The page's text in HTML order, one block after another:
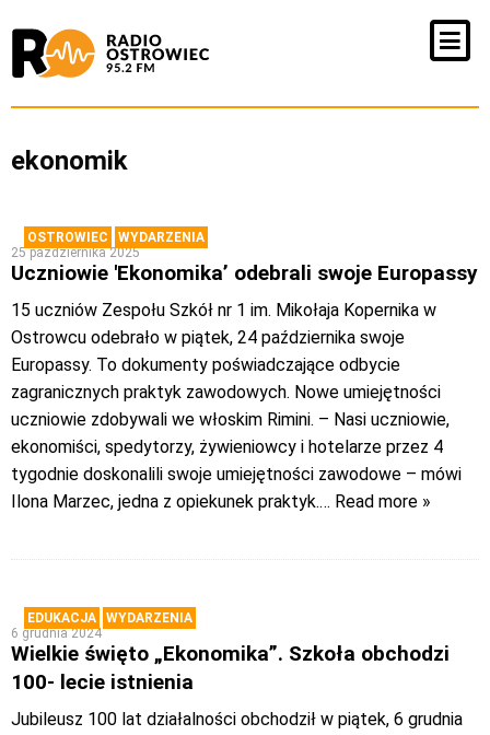
ekonomik
OSTROWIEC
WYDARZENIA
25 października 2025
Uczniowie 'Ekonomika’ odebrali swoje Europassy
15 uczniów Zespołu Szkół nr 1 im. Mikołaja Kopernika w
Ostrowcu odebrało w piątek, 24 października swoje
Europassy. To dokumenty poświadczające odbycie
zagranicznych praktyk zawodowych. Nowe umiejętności
uczniowie zdobywali we włoskim Rimini. – Nasi uczniowie,
ekonomiści, spedytorzy, żywieniowcy i hotelarze przez 4
tygodnie doskonalili swoje umiejętności zawodowe – mówi
Ilona Marzec, jedna z opiekunek praktyk.… Read more »
EDUKACJA
WYDARZENIA
6 grudnia 2024
Wielkie święto „Ekonomika”. Szkoła obchodzi
100- lecie istnienia
Jubileusz 100 lat działalności obchodził w piątek, 6 grudnia